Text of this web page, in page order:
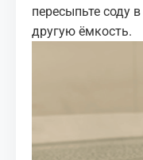
пересыпьте соду
другую ёмкость.